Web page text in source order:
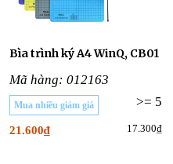
Bìa trình ký A4 WinQ, CB01
Mã hàng: 012163
>= 5
Mua nhiều giảm giá
21.600₫ 17.300₫